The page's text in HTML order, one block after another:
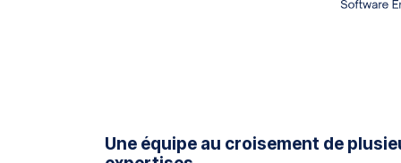
Une équipe au croisement de